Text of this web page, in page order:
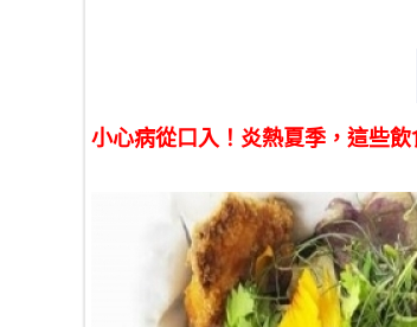
小心病從口入！炎熱夏季，這些飲